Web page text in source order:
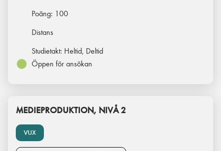
Poäng: 100
Distans
Studietakt: Heltid, Deltid
Öppen för ansökan
VUX
MEDIEPRODUKTION, NIVÅ 2